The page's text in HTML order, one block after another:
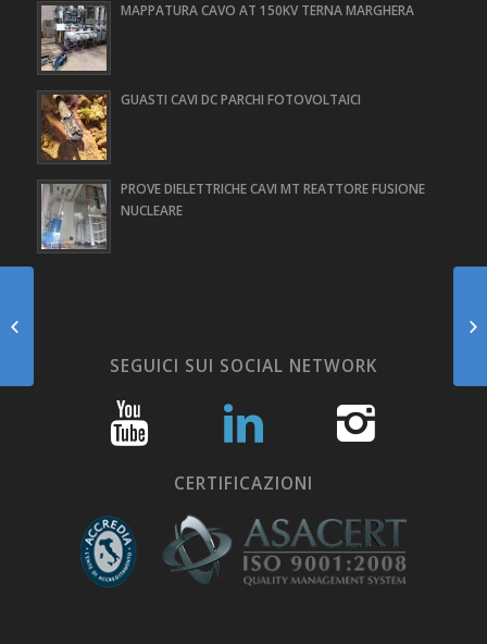
MAPPATURA CAVO AT 150KV TERNA MARGHERA
GUASTI CAVI DC PARCHI FOTOVOLTAICI
PROVE DIELETTRICHE CAVI MT REATTORE FUSIONE
NUCLEARE
SEGUICI SUI SOCIAL NETWORK
CERTIFICAZIONI
AUTOSTRADA A24